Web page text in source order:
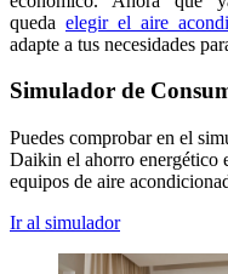
queda elegir el aire
adapte a tus necesidades
Simulador de
Puedes comprobar en el
Daikin el ahorro energético
equipos de aire
Ir al simulador